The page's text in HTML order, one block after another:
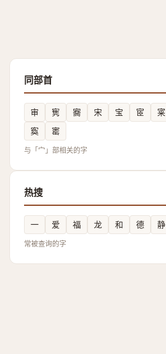
同部首
审 㝦 㝯 宋 宝 宧 宷
寏
寚
与「宀」部相关的字
热搜
一 爱 福 龙 和 德 静
常被查询的字